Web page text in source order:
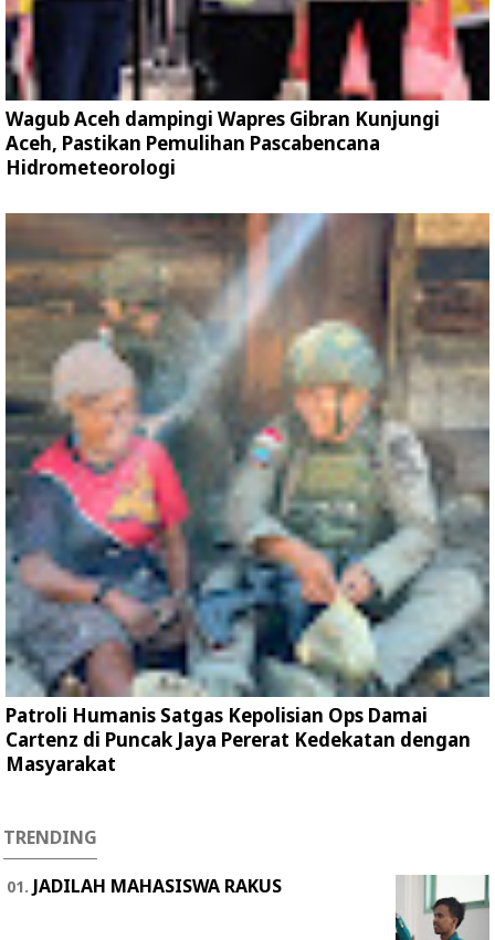
Wagub Aceh dampingi Wapres Gibran Kunjungi
Aceh, Pastikan Pemulihan Pascabencana
Hidrometeorologi
Patroli Humanis Satgas Kepolisian Ops Damai
Cartenz di Puncak Jaya Pererat Kedekatan dengan
Masyarakat
TRENDING
JADILAH MAHASISWA RAKUS